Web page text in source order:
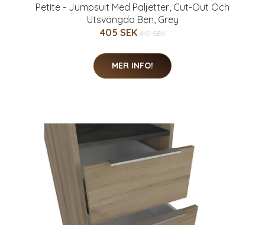
Petite - Jumpsuit Med Paljetter, Cut-Out Och
Utsvängda Ben, Grey
405 SEK 810 SEK
MER INFO!